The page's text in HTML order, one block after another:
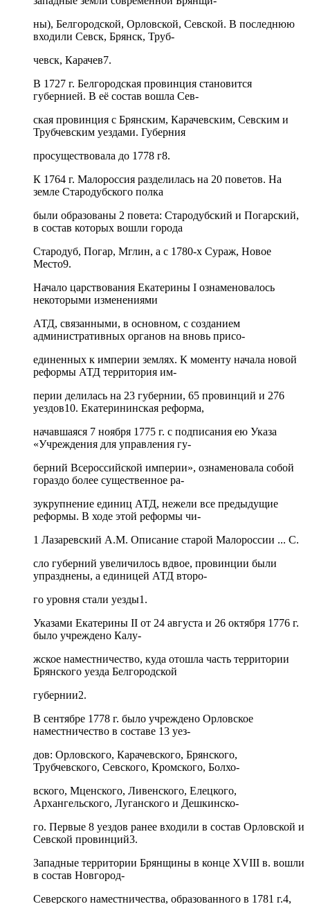
ны), Белгородской, Орловской, Севской. В последнюю
входили Севск, Брянск, Труб-
чевск, Карачев7.
В 1727 г. Белгородская провинция становится
губернией. В её состав вошла Сев-
ская провинция с Брянским, Карачевским, Севским и
Трубчевским уездами. Губерния
просуществовала до 1778 г8.
К 1764 г. Малороссия разделилась на 20 поветов. На
земле Стародубского полка
были образованы 2 повета: Стародубский и Погарский,
в состав которых вошли города
Стародуб, Погар, Мглин, а с 1780-х Сураж, Новое
Место9.
Начало царствования Екатерины I ознаменовалось
некоторыми изменениями
АТД, связанными, в основном, с созданием
административных органов на вновь присо-
единенных к империи землях. К моменту начала новой
реформы АТД территория им-
перии делилась на 23 губернии, 65 провинций и 276
уездов10. Екатерининская реформа,
начавшаяся 7 ноября 1775 г. с подписания ею Указа
«Учреждения для управления гу-
берний Всероссийской империи», ознаменовала собой
гораздо более существенное ра-
зукрупнение единиц АТД, нежели все предыдущие
реформы. В ходе этой реформы чи-
1 Лазаревский А.М. Описание старой Малороссии ... С.
сло губерний увеличилось вдвое, провинции были
упразднены, а единицей АТД второ-
го уровня стали уезды1.
Указами Екатерины II от 24 августа и 26 октября 1776 г.
было учреждено Калу-
жское наместничество, куда отошла часть территории
Брянского уезда Белгородской
губернии2.
В сентябре 1778 г. было учреждено Орловское
наместничество в составе 13 уез-
дов: Орловского, Карачевского, Брянского,
Трубчевского, Севского, Кромского, Болхо-
вского, Мценского, Ливенского, Елецкого,
Архангельского, Луганского и Дешкинско-
го. Первые 8 уездов ранее входили в состав Орловской и
Севской провинций3.
Западные территории Брянщины в конце XVIII в. вошли
в состав Новгород-
Северского наместничества, образованного в 1781 г.4,